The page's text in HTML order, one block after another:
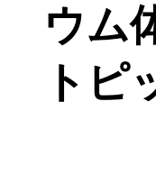
ウム
トピ